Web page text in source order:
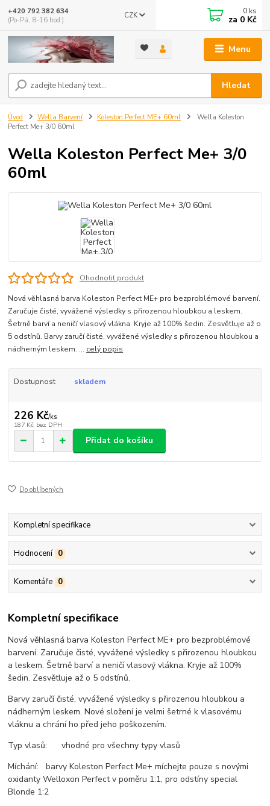
Menu
CZK
Hledat
+420 792 382 634
(Po-Pá, 8-16 hod.)
0 ks
za 0 Kč
Úvod Wella Barvení Koleston Perfect ME+ 60ml
Wella Koleston
Perfect Me+ 3/0 60ml
Wella Koleston Perfect Me+ 3/0
60ml
Ohodnotit produkt
Nová věhlasná barva Koleston Perfect ME+ pro bezproblémové barvení.
Zaručuje čisté, vyvážené výsledky s přirozenou hloubkou a leskem.
Šetrně barví a neničí vlasový vlákna. Kryje až 100% šedin. Zesvětluje až o
5 odstínů. Barvy zaručí čisté, vyvážené výsledky s přirozenou hloubkou a
nádherným leskem. ... celý popis
Dostupnost skladem
226 Kč/ks
187 Kč bez DPH
Přidat do košíku
Do oblíbených
Kompletní specifikace
Hodnocení 0
Komentáře 0
Kompletní specifikace
Nová věhlasná barva Koleston Perfect ME+ pro bezproblémové
barvení. Zaručuje čisté, vyvážené výsledky s přirozenou hloubkou
a leskem. Šetrně barví a neničí vlasový vlákna. Kryje až 100%
šedin. Zesvětluje až o 5 odstínů.
Barvy zaručí čisté, vyvážené výsledky s přirozenou hloubkou a
nádherným leskem. Nové složení je velmi šetrné k vlasovému
vláknu a chrání ho před jeho poškozením.
Typ vlasů: vhodné pro všechny typy vlasů
Míchání: barvy Koleston Perfect Me+ míchejte pouze s novými
oxidanty Welloxon Perfect v poměru 1:1, pro odstíny special
Blonde 1:2